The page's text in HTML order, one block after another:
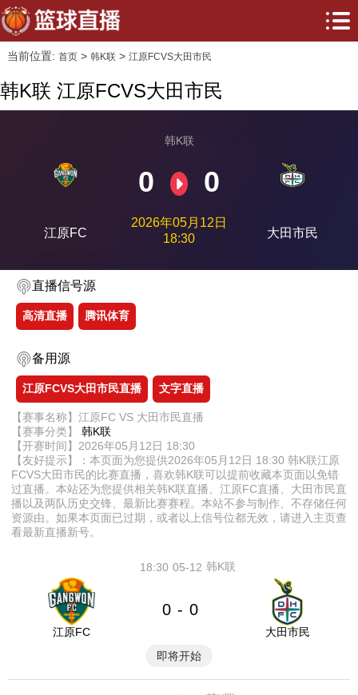
当前位置: 首页> 韩K联> 江原FCVS大田市民
韩K联 江原FCVS大田市民
江原FC
韩K联
0 0
2026年05月12日
18:30
大田市民
直播信号源
高清直播 腾讯体育
备用源
江原FCVS大田市民直播 文字直播
【赛事名称】江原FC VS 大田市民直播
【赛事分类】 韩K联
【开赛时间】2026年05月12日 18:30
【友好提示】：本页面为您提供2026年05月12日 18:30 韩K联江原
FCVS大田市民的比赛直播，喜欢韩K联可以提前收藏本页面以免错
过直播。本站还为您提供相关韩K联直播、江原FC直播、大田市民直
播以及两队历史交锋、最新比赛赛程。本站不参与制作、不存储任何
资源由。如果本页面已过期，或者以上信号位都无效，请进入主页查
看最新直播新号。
05-12
18:30 韩K联
江原FC
0 - 0
大田市民
即将开始